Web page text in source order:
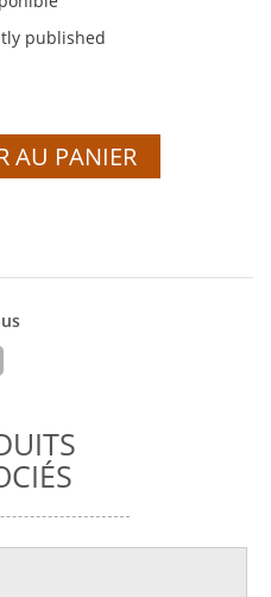
published
AU PANIER